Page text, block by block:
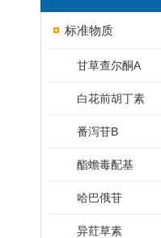
标准物质
甘草查尔酮A
白花前胡丁素
番泻苷B
酯蟾毒配基
哈巴俄苷
异荭草素